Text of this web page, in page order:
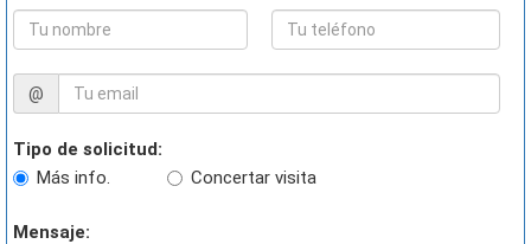
@
Tipo de solicitud:
Más info.
Concertar visita
Mensaje: